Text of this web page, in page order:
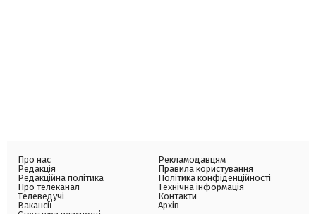
Про нас
Редакція
Редакційна політика
Про телеканал
Телеведучі
Вакансії
Рекламодавцям
Правила користування
Політика конфіденційності
Технічна інформація
Контакти
Архів